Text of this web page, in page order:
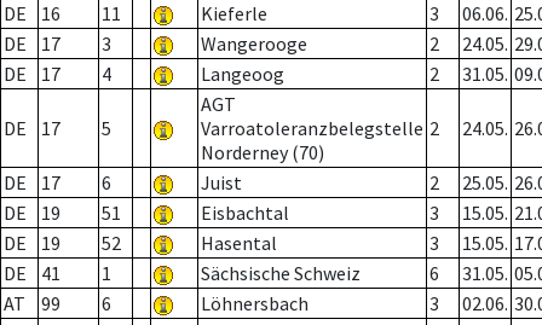
DE
16 11 Kieferle 3 06.06.
DE
17 3 Wangerooge 2 24.05.
DE
17 4 Langeoog 2 31.05.
DE 17 5
AGT
Varroatoleranzbelegstelle
Norderney (70)
2 24.05.
DE 17 6 Juist 2 25.05.
DE
19 51 Eisbachtal 3 15.05.
DE
19 52 Hasental 3 15.05.
DE
41 1 Sächsische Schweiz 6 31.05.
AT
99 6 Löhnersbach 3 02.06.